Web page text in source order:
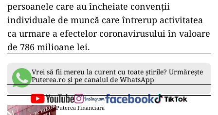
persoanele care au încheiate convenții
individuale de muncă care întrerup activitatea
ca urmare a efectelor coronavirusului în valoare
de 786 milioane lei.
Vrei să fii mereu la curent cu toate știrile? Urmărește
Puterea.ro și pe canalul de WhatsApp
Puterea Financiara